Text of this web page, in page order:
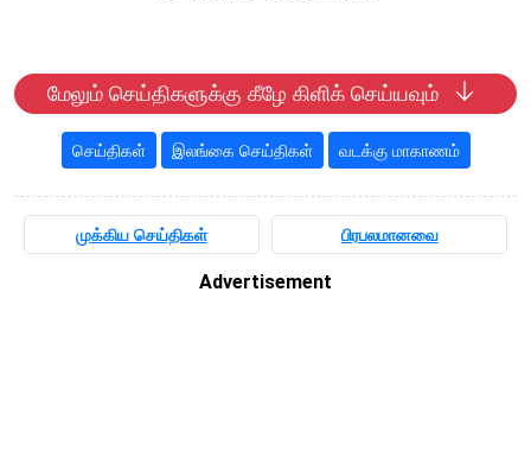
மேலும் செய்திகளுக்கு கீழே கிளிக் செய்யவும்
செய்திகள் இலங்கை செய்திகள் வடக்கு மாகாணம்
முக்கிய செய்திகள் பிரபலமானவை
Advertisement